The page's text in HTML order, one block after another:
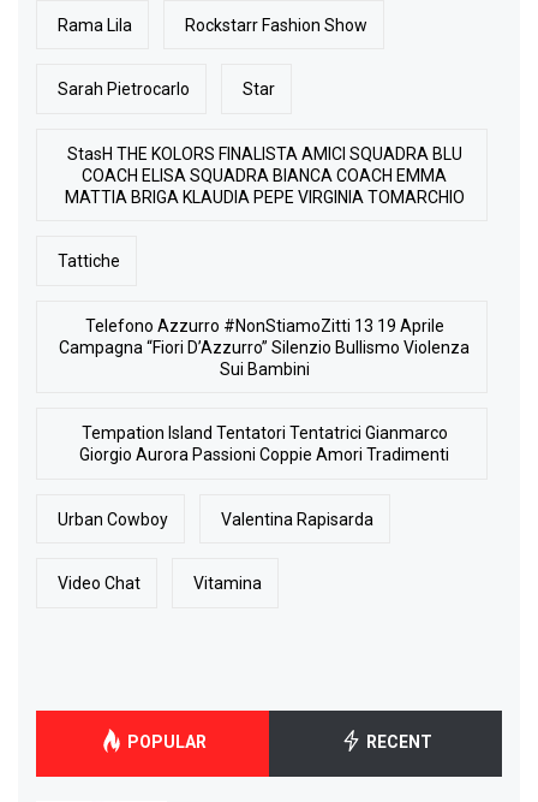
Rama Lila Rockstarr Fashion Show
Sarah Pietrocarlo Star
StasH THE KOLORS FINALISTA AMICI SQUADRA BLU
COACH ELISA SQUADRA BIANCA COACH EMMA
MATTIA BRIGA KLAUDIA PEPE VIRGINIA TOMARCHIO
Tattiche
Telefono Azzurro #NonStiamoZitti 13 19 Aprile
Campagna “Fiori D’Azzurro” Silenzio Bullismo Violenza
Sui Bambini
Tempation Island Tentatori Tentatrici Gianmarco
Giorgio Aurora Passioni Coppie Amori Tradimenti
Urban Cowboy Valentina Rapisarda
Video Chat Vitamina
POPULAR RECENT